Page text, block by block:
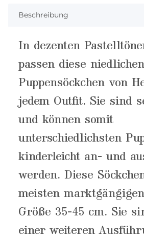
Beschreibung
In dezenten
passen diese niedlichen
Puppensöckchen von
jedem Outfit. Sie sind
und können somit
unterschiedlichsten
kinderleicht an- und
werden. Diese
meisten
Größe 35-45 cm. Sie
einer weiteren